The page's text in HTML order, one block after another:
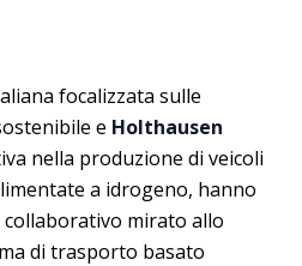
focalizzata sulle
e Holthausen
nella produzione di veicoli
a idrogeno, hanno
mirato allo
di trasporto basato